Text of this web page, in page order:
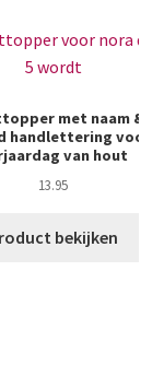
met naam &
handlettering voor
van hout
13.95
bekijken